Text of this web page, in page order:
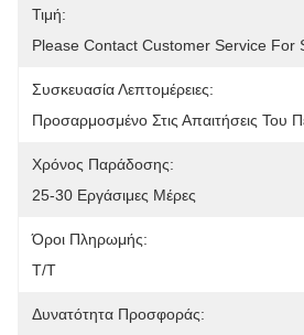
Τιμή:
Please Contact Customer Service For
Συσκευασία Λεπτομέρειες:
Προσαρμοσμένο Στις Απαιτήσεις Του
Χρόνος Παράδοσης:
25-30 Εργάσιμες Μέρες
Όροι Πληρωμής:
Τ/Τ
Δυνατότητα Προσφοράς: